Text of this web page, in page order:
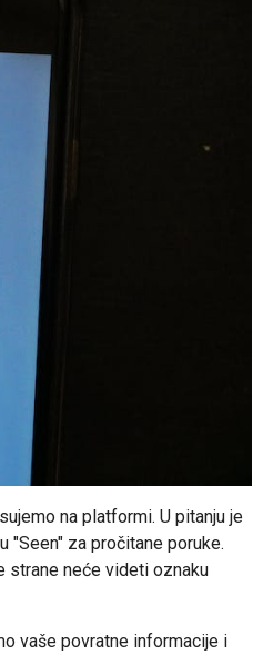
na platformi. U pitanju je
"Seen" za pročitane poruke.
strane neće videti oznaku
vaše povratne informacije i